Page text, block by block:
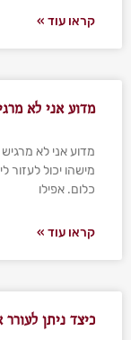
קראו עוד »
מדוע אני לא
מדוע אני לא
מישהו יכול לעזור
כלום. אפילו
קראו עוד »
כיצד ניתן